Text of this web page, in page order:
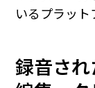
いるプラット
録音され